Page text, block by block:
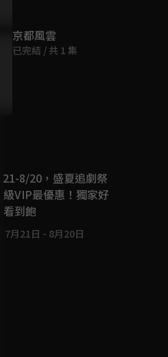
京都風雲
已完結 / 共 1 集
7/21-8/20，盛夏追劇祭
升級VIP最優惠！獨家好
戲看到飽
7月21日 - 8月20日